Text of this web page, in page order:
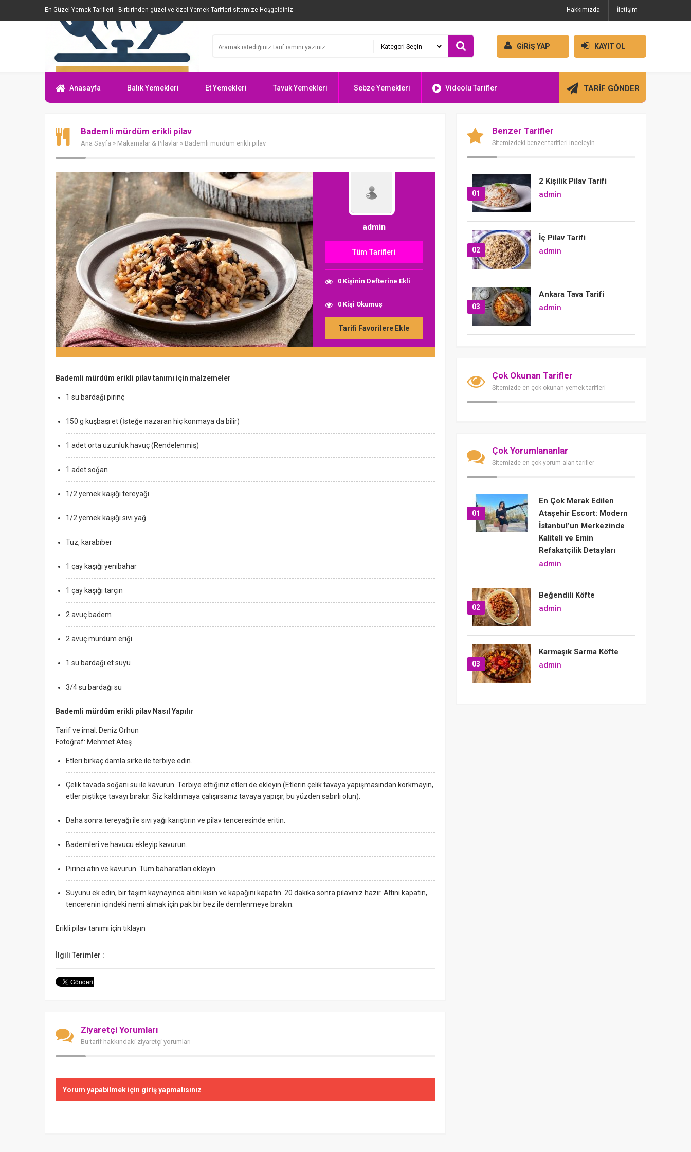
En Güzel Yemek Tarifleri Birbirinden güzel ve özel Yemek Tarifleri sitemize Hoşgeldiniz. Hakkımızda İletişim
GİRİŞ YAP KAYIT OL
Anasayfa Balık Yemekleri Et Yemekleri Tavuk Yemekleri Sebze Yemekleri Videolu Tarifler TARİF GÖNDER
Bademli mürdüm erikli pilav
Ana Sayfa » Makarnalar & Pilavlar » Bademli mürdüm erikli pilav
admin
Tüm Tarifleri
0 Kişinin Defterine Ekli
0 Kişi Okumuş
Tarifi Favorilere Ekle
Bademli mürdüm erikli pilav tanımı için malzemeler
1 su bardağı pirinç
150 g kuşbaşı et (İsteğe nazaran hiç konmaya da bilir)
1 adet orta uzunluk havuç (Rendelenmiş)
1 adet soğan
1/2 yemek kaşığı tereyağı
1/2 yemek kaşığı sıvı yağ
Tuz, karabiber
1 çay kaşığı yenibahar
1 çay kaşığı tarçın
2 avuç badem
2 avuç mürdüm eriği
1 su bardağı et suyu
3/4 su bardağı su
Bademli mürdüm erikli pilav Nasıl Yapılır
Tarif ve imal: Deniz Orhun
Fotoğraf: Mehmet Ateş
Etleri birkaç damla sirke ile terbiye edin.
Çelik tavada soğanı su ile kavurun. Terbiye ettiğiniz etleri de ekleyin (Etlerin çelik tavaya yapışmasından korkmayın,
etler piştikçe tavayı bırakır. Siz kaldırmaya çalışırsanız tavaya yapışır, bu yüzden sabırlı olun).
Daha sonra tereyağı ile sıvı yağı karıştırın ve pilav tenceresinde eritin.
Bademleri ve havucu ekleyip kavurun.
Pirinci atın ve kavurun. Tüm baharatları ekleyin.
Suyunu ek edin, bir taşım kaynayınca altını kısın ve kapağını kapatın. 20 dakika sonra pilavınız hazır. Altını kapatın,
tencerenin içindeki nemi almak için pak bir bez ile demlenmeye bırakın.
Erikli pilav tanımı için tıklayın
İlgili Terimler :
Ziyaretçi Yorumları
Bu tarif hakkındaki ziyaretçi yorumları
Yorum yapabilmek için giriş yapmalısınız
Benzer Tarifler
Sitemizdeki benzer tarifleri inceleyin
01
2 Kişilik Pilav Tarifi
admin
02
İç Pilav Tarifi
admin
03
Ankara Tava Tarifi
admin
Çok Okunan Tarifler
Sitemizde en çok okunan yemek tarifleri
Çok Yorumlananlar
Sitemizde en çok yorum alan tarifler
01
En Çok Merak Edilen
Ataşehir Escort: Modern
İstanbul’un Merkezinde
Kaliteli ve Emin
Refakatçilik Detayları
admin
02
Beğendili Köfte
admin
03
Karmaşık Sarma Köfte
admin